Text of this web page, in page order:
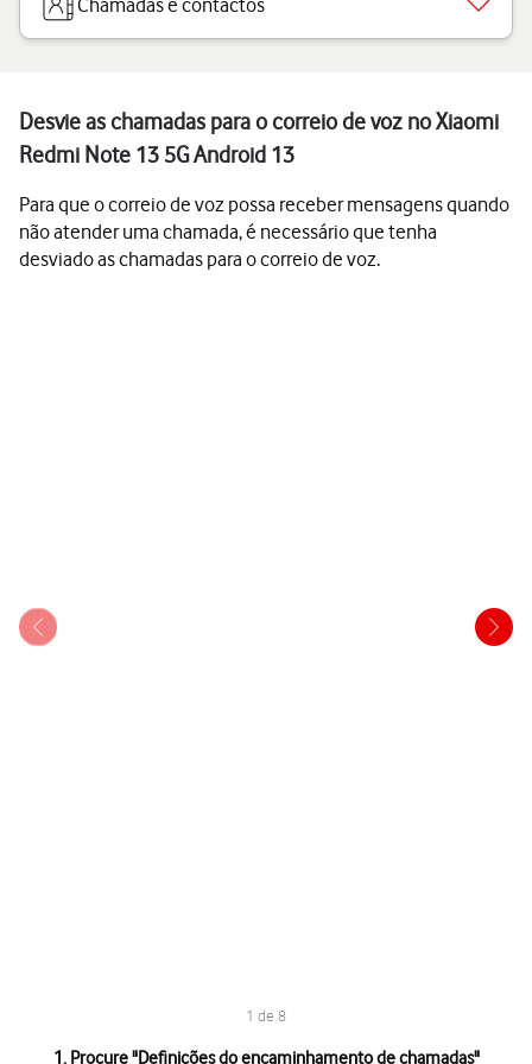
Chamadas e contactos
Desvie as chamadas para o correio de voz no Xiaomi
Redmi Note 13 5G Android 13
Para que o correio de voz possa receber mensagens quando
não atender uma chamada, é necessário que tenha
desviado as chamadas para o correio de voz.
1 de 8
1 de 81. Procure "Definições do encaminhamento de chamadas"